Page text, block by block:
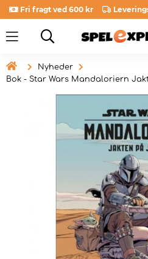
Fri fragt ved 600 kr

Nyheder
Bok - Star Wars Mandaloriern